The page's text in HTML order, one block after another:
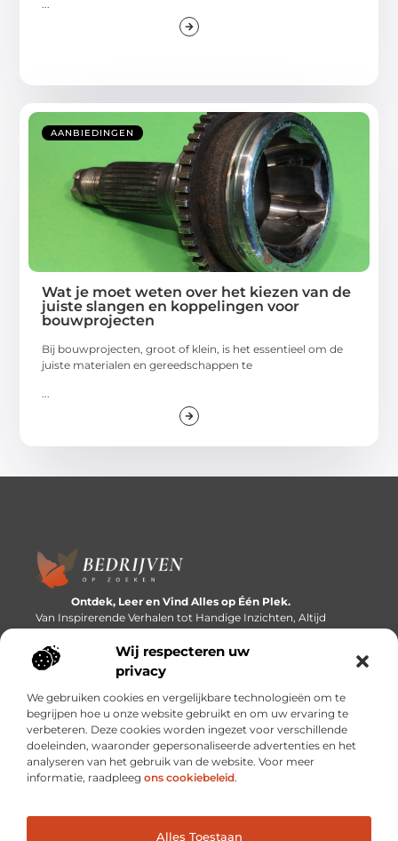
Wij respecteren uw
privacy
We gebruiken cookies en vergelijkbare technologieën om te
begrijpen hoe u onze website gebruikt en om uw ervaring te
verbeteren. Deze cookies worden ingezet voor verschillende
doeleinden, waaronder gepersonaliseerde advertenties en het
analyseren van het gebruik van de website. Voor meer
informatie, raadpleeg ons cookiebeleid.
Alles Toestaan
AANBIEDINGEN
Wat je moet weten over het kiezen van de
juiste slangen en koppelingen voor
bouwprojecten
Bij bouwprojecten, groot of klein, is het essentieel om de
juiste materialen en gereedschappen te
Ontdek, Leer en Vind Alles op Één Plek.
Van Inspirerende Verhalen tot Handige Inzichten, Altijd
Binnen Handbereik.
Bericht categorie
Onze informatie